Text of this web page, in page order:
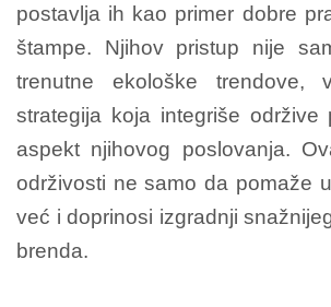
postavlja ih kao primer dobre
štampe. Njihov pristup nije
trenutne ekološke trendove,
strategija koja integriše održive
aspekt njihovog poslovanja.
održivosti ne samo da pomaže
već i doprinosi izgradnji
brenda.